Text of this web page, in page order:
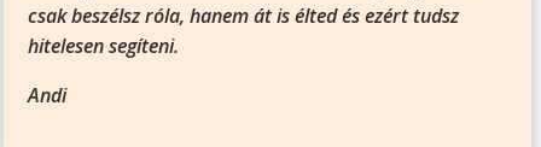
csak beszélsz róla, hanem át is élted és ezért tudsz
hitelesen segíteni.
Andi